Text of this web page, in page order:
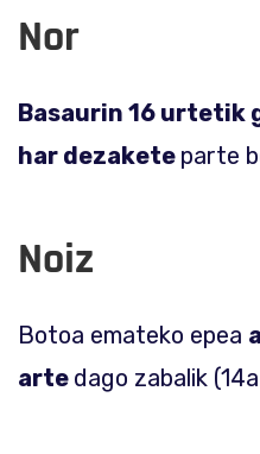
Nor
Basaurin 16 urtetik
har dezakete parte
Noiz
Botoa emateko epea
arte dago zabalik